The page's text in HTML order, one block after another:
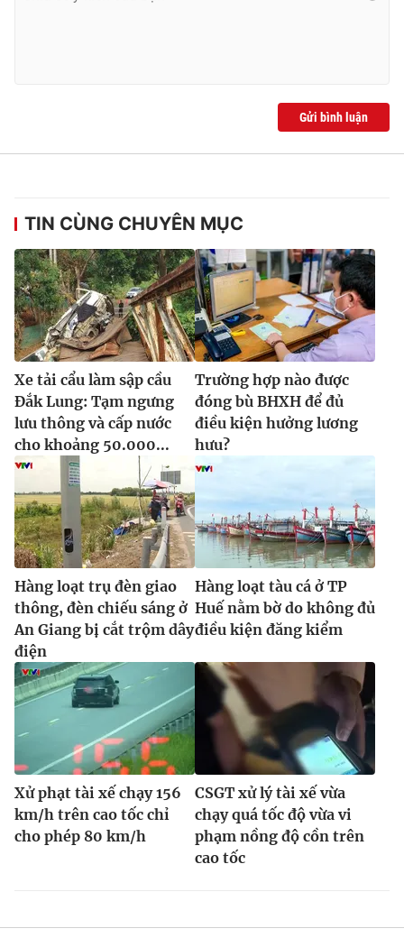
Gửi bình luận
TIN CÙNG CHUYÊN MỤC
Xe tải cẩu làm sập cầu
Đắk Lung: Tạm ngưng
lưu thông và cấp nước
cho khoảng 50.000...
Trường hợp nào được
đóng bù BHXH để đủ
điều kiện hưởng lương
hưu?
Hàng loạt trụ đèn giao
thông, đèn chiếu sáng ở
An Giang bị cắt trộm dây
điện
Hàng loạt tàu cá ở TP
Huế nằm bờ do không đủ
điều kiện đăng kiểm
Xử phạt tài xế chạy 156
km/h trên cao tốc chỉ
cho phép 80 km/h
CSGT xử lý tài xế vừa
chạy quá tốc độ vừa vi
phạm nồng độ cồn trên
cao tốc